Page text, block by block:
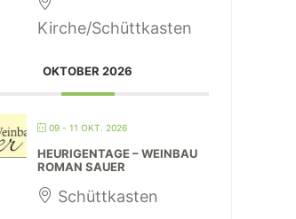
Kirche/Schüttkasten
OKTOBER 2026
09 - 11 OKT. 2026
HEURIGENTAGE – WEINBAU
ROMAN SAUER
Schüttkasten